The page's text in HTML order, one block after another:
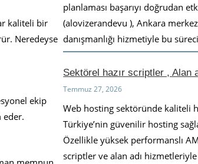
kaliteli bir
Neredeyse
ekip
eder.
planlaması başarıyı doğrudan
(alovizerandevu ), Ankara
danışmanlığı hizmetiyle bu
Sektörel hazır scriptler , Alan
Temmuz 27, 2026
Web hosting sektöründe kaliteli
Türkiye’nin güvenilir hosting
Özellikle yüksek performanslı
scriptler ve alan adı hizmetleriyle